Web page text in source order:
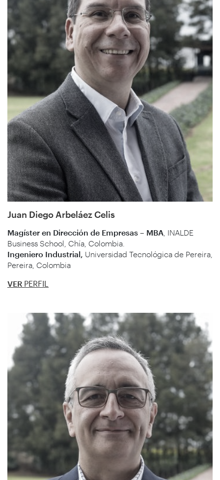
Juan Diego Arbeláez Celis
Magíster en Dirección de Empresas – MBA , INALDE
Business School, Chía, Colombia.
Ingeniero Industrial, Universidad Tecnológica de Pereira,
Pereira, Colombia
VER PERFIL